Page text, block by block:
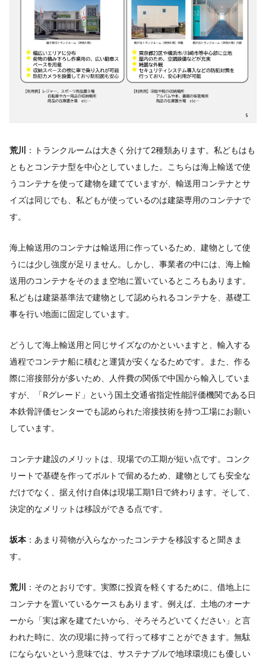
荒川
：トランクルームは大きく分けて2種類あります。私どもはも
ともとコンテナ型を中心としていました。こちらは海上輸送で使
うコンテナを使って建物を建てていますが、輸送用コンテナとサ
イズは同じでも、私どもが使っているのは建築専用のコンテナで
す。
海上輸送用のコンテナは輸送用に作っているため、建物として使
うには少し強度が足りません。しかし、事業者の中には、海上輸
送用のコンテナをそのまま空地に置いているところもあります。
私どもは建築基準法で建物として認められるコンテナを、基礎工
事を行い地面に固定しています。
どうして海上輸送用と同じサイズなのかといいますと、輸入する
過程でコンテナ船に積むと運賃が安くなるためです。また、作る
際に溶接部分が多いため、人件費の関係で中国から輸入していま
すが、「Rグレード」という国土交通省指定性能評価機関である日
本鉄骨評価センターでも認められた溶接技術を持つ工場にお願い
しています。
コンテナ建設のメリットは、現場での工期が短い点です。コンク
リートで基礎を作ってボルトで留めるため、建物としても安全な
だけでなく、据え付け自体は現場工期1日で終わります。そして、
決定的なメリットは移設ができる点です。
坂本 ：あまり荷物が入らなかったコンテナを移設すると聞きま
す。
荒川
：そのとおりです。実際に投資を軽くするために、借地上に
コンテナを置いているケースもあります。例えば、土地のオーナ
ーから「実は家を建てたいから、そろそろどいてください」と言
われた時に、次の現場に持って行って移すことができます。無駄
にならないという意味では、サステナブルで地球環境にも優しい